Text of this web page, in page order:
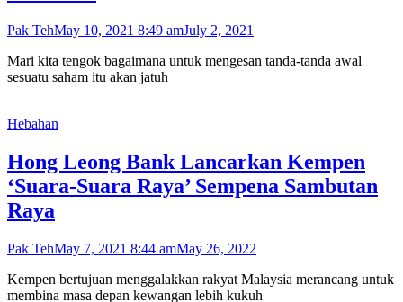
Pak TehMay 10, 2021 8:49 amJuly 2, 2021
Mari kita tengok bagaimana untuk mengesan tanda-tanda awal
sesuatu saham itu akan jatuh
Hebahan
Hong Leong Bank Lancarkan Kempen
‘Suara-Suara Raya’ Sempena Sambutan
Raya
Pak TehMay 7, 2021 8:44 amMay 26, 2022
Kempen bertujuan menggalakkan rakyat Malaysia merancang untuk
membina masa depan kewangan lebih kukuh